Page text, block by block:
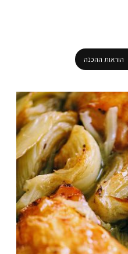
הוראות ההכנה